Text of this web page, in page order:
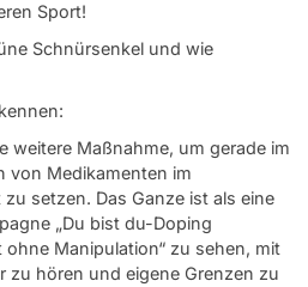
Sport!
Schnürsenkel und wie
weitere Maßnahme, um gerade im
von Medikamenten im
setzen. Das Ganze ist als eine
„Du bist du-Doping
Manipulation“ zu sehen, mit
zu hören und eigene Grenzen zu